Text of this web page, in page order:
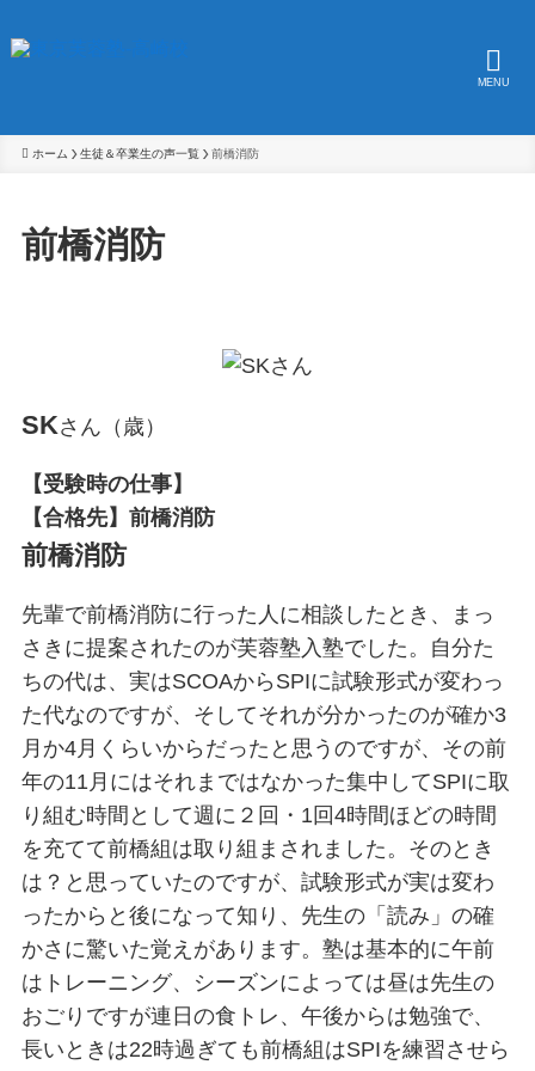
MENU
ホーム 生徒＆卒業生の声一覧 前橋消防
前橋消防
SKさん（歳）
【受験時の仕事】
【合格先】前橋消防
前橋消防
先輩で前橋消防に行った人に相談したとき、まっ
さきに提案されたのが芙蓉塾入塾でした。自分た
ちの代は、実はSCOAからSPIに試験形式が変わっ
た代なのですが、そしてそれが分かったのが確か3
月か4月くらいからだったと思うのですが、その前
年の11月にはそれまではなかった集中してSPIに取
り組む時間として週に２回・1回4時間ほどの時間
を充てて前橋組は取り組まされました。そのとき
は？と思っていたのですが、試験形式が実は変わ
ったからと後になって知り、先生の「読み」の確
かさに驚いた覚えがあります。塾は基本的に午前
はトレーニング、シーズンによっては昼は先生の
おごりですが連日の食トレ、午後からは勉強で、
長いときは22時過ぎても前橋組はSPIを練習させら